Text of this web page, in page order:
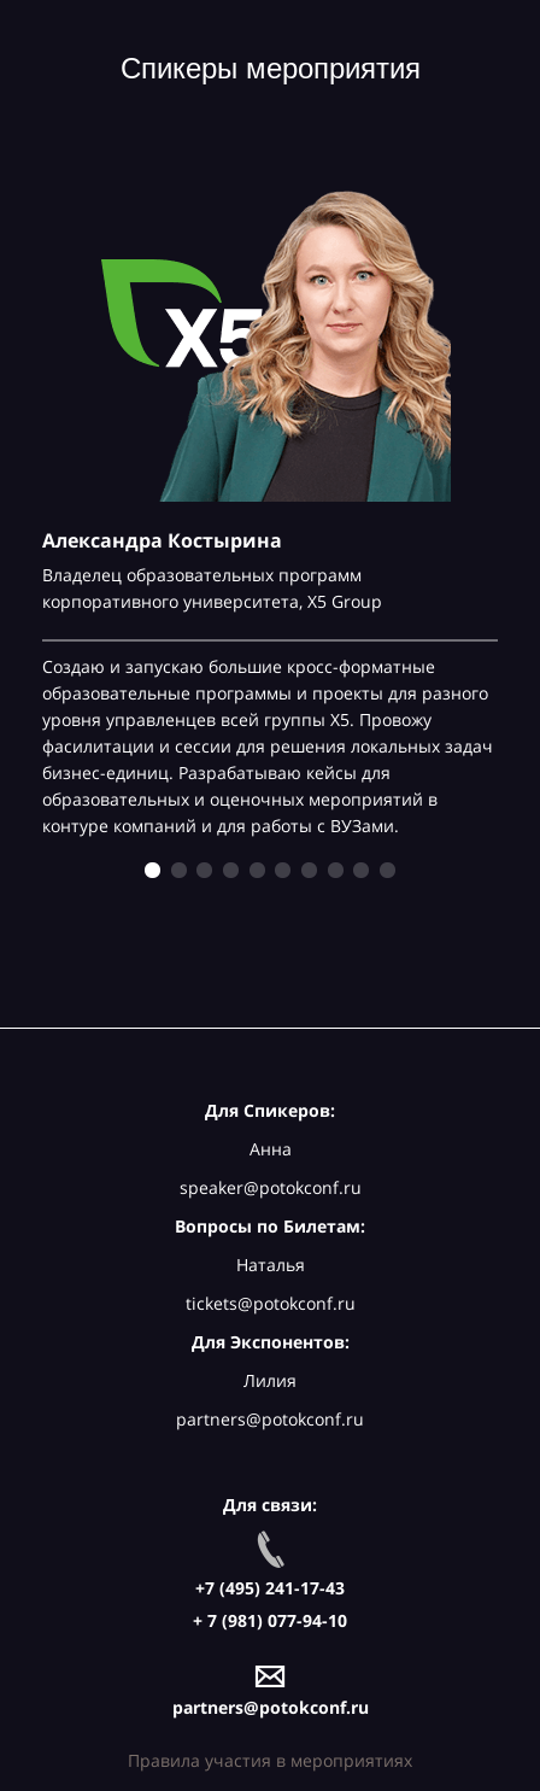
Спикеры мероприятия
Александра Костырина
Владелец образовательных программ
корпоративного университета, Х5 Group
Создаю и запускаю большие кросс-форматные
образовательные программы и проекты для разного
уровня управленцев всей группы Х5. Провожу
фасилитации и сессии для решения локальных задач
бизнес-единиц. Разрабатываю кейсы для
образовательных и оценочных мероприятий в
контуре компаний и для работы с ВУЗами.
Для Спикеров:
Анна
speaker@potokconf.ru
Вопросы по Билетам:
Наталья
tickets@potokconf.ru
Для Экспонентов:
Лилия
partners@potokconf.ru
Для связи:
+7 (495) 241-17-43
+ 7 (981) 077-94-10
partners@potokconf.ru
Правила участия в мероприятиях